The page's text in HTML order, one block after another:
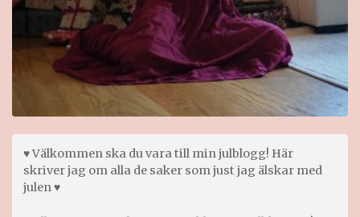
♥ Välkommen ska du vara till min julblogg! Här
skriver jag om alla de saker som just jag älskar med
julen ♥